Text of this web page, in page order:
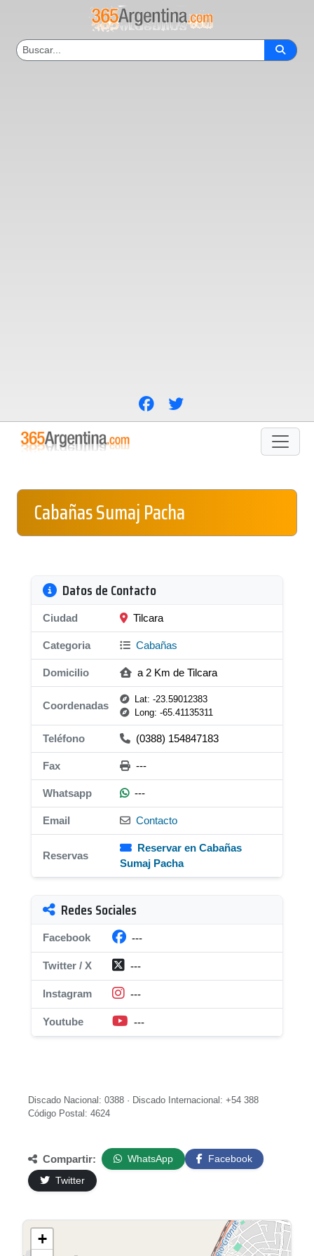
Cabañas Sumaj Pacha
Datos de Contacto
Ciudad Tilcara
Categoria Cabañas
Domicilio a 2 Km de Tilcara
Coordenadas
Lat: -23.59012383
Long: -65.41135311
Teléfono (0388) 154847183
Fax ---
Whatsapp ---
Email Contacto
Reservas
Reservar en Cabañas
Sumaj Pacha
Redes Sociales
Facebook ---
Twitter / X ---
Instagram ---
Youtube ---
Discado Nacional: 0388 · Discado Internacional: +54 388
Código Postal: 4624
Compartir: WhatsApp
Facebook
Twitter
+